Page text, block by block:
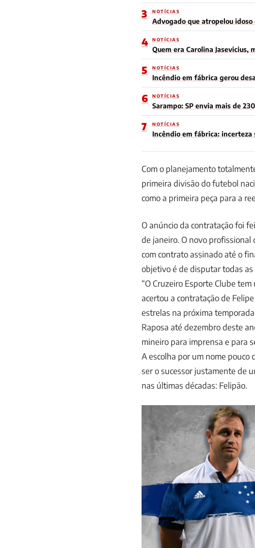
3 NOTÍCIAS
Advogado que atropelou idoso
4 NOTÍCIAS
Quem era Carolina
5 NOTÍCIAS
Incêndio em fábrica gerou
6 NOTÍCIAS
Sarampo: SP envia mais de
7 NOTÍCIAS
Incêndio em fábrica:
Com o planejamento
primeira divisão do futebol
como a primeira peça para a
O anúncio da contratação foi
de janeiro. O novo profissional
com contrato assinado até o
objetivo é de disputar todas as
“O Cruzeiro Esporte Clube
acertou a contratação de
estrelas na próxima
Raposa até dezembro deste
mineiro para imprensa e para
A escolha por um nome pouco
ser o sucessor justamente de
nas últimas décadas: Felipão.